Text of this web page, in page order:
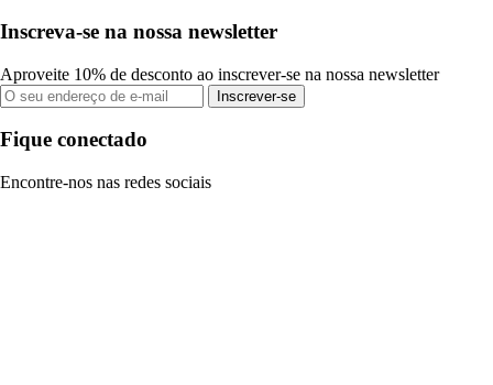
Inscreva-se na nossa newsletter
Aproveite 10% de desconto ao inscrever-se na nossa newsletter
Inscrever-se
Fique conectado
Encontre-nos nas redes sociais